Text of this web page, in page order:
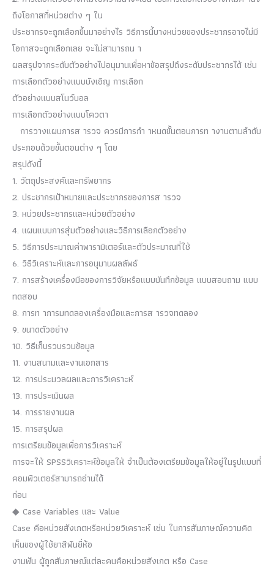
ถึงโอกาสที่หน่วยต่าง ๆ ใน
ประชากรจะถูกเลือกขึ้นมาอย่างไร วิธีการนี้บางหน่วยของประชากรอาจไม่มี
โอกาสจะถูกเลือกเลย จะไม่สามารถน า
ผลสรุปจากระดับตัวอย่างไปอนุมานเพื่อหาข้อสรุปถึงระดับประชากรได้ เช่น
การเลือกตัวอย่างแบบบังเอิญ การเลือก
ตัวอย่างแบบสโนว์บอล
การเลือกตัวอย่างแบบโควตา
การวางแผนการส ารวจ ควรมีการกำ าหนดขั้นตอนการท างานตามลำดับ
ประกอบด้วยขั้นตอนต่าง ๆ โดย
สรุปดังนี้
1. วัตถุประสงค์และทรัพยากร
2. ประชากรเป้าหมายและประชากรของการส ารวจ
3. หน่วยประชากรและหน่วยตัวอย่าง
4. แผนแบบการสุ่มตัวอย่างและวิธีการเลือกตัวอย่าง
5. วิธีการประมาณค่าพารามิเตอร์และตัวประมาณที่ใช้
6. วิธีวิเคราะห์และการอนุมานผลลัพธ์
7. การสร้างเครื่องมือของการวิจัยหรือแบบบันทึกข้อมูล แบบสอบถาม แบบ
ทดสอบ
8. การท าการมทดลองเครื่องมือและการส ารวจทดลอง
9. ขนาดตัวอย่าง
10. วิธีเก็บรวบรวมข้อมูล
11. งานสนามและงานเอกสาร
12. การประมวลผลและการวิเคราะห์
13. การประเมินผล
14. การรายงานผล
15. การสรุปผล
การเตรียมข้อมูลเพื่อการวิเคราะห์
การจะให้ SPSSวิเคราะห์ข้อมูลให้ จำเป็นต้องเตรียมข้อมูลให้อยู่ในรูปแบบที่
คอมพิวเตอร์สามารถอ่านได้
ก่อน
◆ Case Variables และ Value
Case คือหน่วยสังเกตหรือหน่วยวิเคราะห์ เช่น ในการสัมภาษณ์ความคิด
เห็นของผู้ใช้ยาสีฟันยี่ห้อ
งามฟัน ผู้ถูกสัมภาษณ์แต่ละคนคือหน่วยสังเกต หรือ Case